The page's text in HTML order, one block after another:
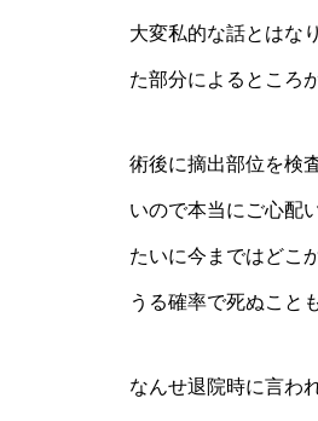
大変私的な話とはな
た部分によるところ
術後に摘出部位を検
いので本当にご心配
たいに今まではどこ
うる確率で死ぬこと
なんせ退院時に言わ